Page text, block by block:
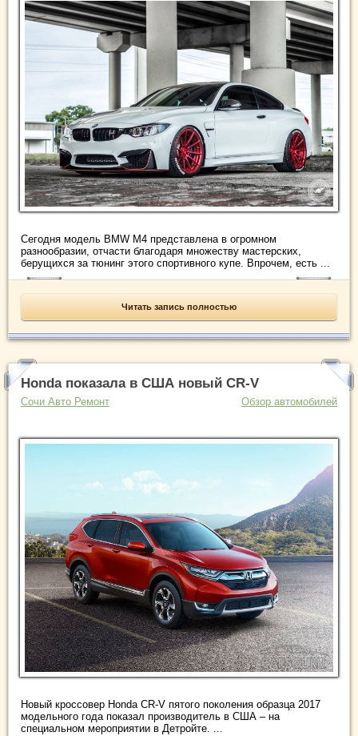
Сегодня модель BMW M4 представлена в огромном
разнообразии, отчасти благодаря множеству мастерских,
берущихся за тюнинг этого спортивного купе. Впрочем, есть ...
Читать запись полностью
Honda показала в США новый CR-V
Сочи Авто Ремонт Обзор автомобилей
Новый кроссовер Honda CR-V пятого поколения образца 2017
модельного года показал производитель в США – на
специальном мероприятии в Детройте. ...